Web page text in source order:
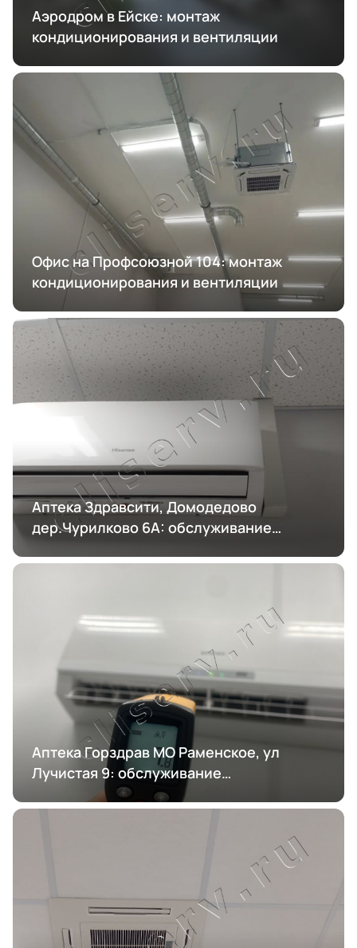
Аэродром в Ейске: монтаж
кондиционирования и вентиляции
Офис на Профсоюзной 104: монтаж
кондиционирования и вентиляции
Аптека Здравсити, Домодедово
дер.Чурилково 6А: обслуживание
Аптека Горздрав МО Раменское, ул
Лучистая 9: обслуживание
кондиционирования